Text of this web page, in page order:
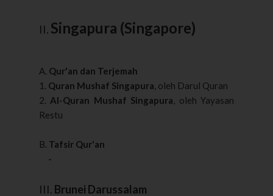
II. Singapura (Singapore)
A. Qur'an dan Terjemah
1. Quran Mushaf Singapura , oleh Darul Quran
2. Al-Quran Mushaf Singapura , oleh Yayasan
Restu
B. Tafsir Qur'an
-
III. Brunei Darussalam